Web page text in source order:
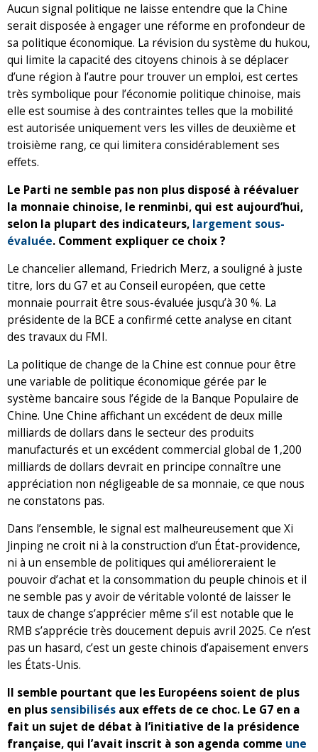
Aucun signal politique ne laisse entendre que la Chine
serait disposée à engager une réforme en profondeur de
sa politique économique. La révision du système du hukou,
qui limite la capacité des citoyens chinois à se déplacer
d’une région à l’autre pour trouver un emploi, est certes
très symbolique pour l’économie politique chinoise, mais
elle est soumise à des contraintes telles que la mobilité
est autorisée uniquement vers les villes de deuxième et
troisième rang, ce qui limitera considérablement ses
effets.
Le Parti ne semble pas non plus disposé à réévaluer
la monnaie chinoise, le renminbi, qui est aujourd’hui,
selon la plupart des indicateurs, largement sous-
évaluée. Comment expliquer ce choix ?
Le chancelier allemand, Friedrich Merz, a souligné à juste
titre, lors du G7 et au Conseil européen, que cette
monnaie pourrait être sous-évaluée jusqu’à 30 %. La
présidente de la BCE a confirmé cette analyse en citant
des travaux du FMI.
La politique de change de la Chine est connue pour être
une variable de politique économique gérée par le
système bancaire sous l’égide de la Banque Populaire de
Chine. Une Chine affichant un excédent de deux mille
milliards de dollars dans le secteur des produits
manufacturés et un excédent commercial global de 1,200
milliards de dollars devrait en principe connaître une
appréciation non négligeable de sa monnaie, ce que nous
ne constatons pas.
Dans l’ensemble, le signal est malheureusement que Xi
Jinping ne croit ni à la construction d’un État-providence,
ni à un ensemble de politiques qui amélioreraient le
pouvoir d’achat et la consommation du peuple chinois et il
ne semble pas y avoir de véritable volonté de laisser le
taux de change s’apprécier même s’il est notable que le
RMB s’apprécie très doucement depuis avril 2025. Ce n’est
pas un hasard, c’est un geste chinois d’apaisement envers
les États-Unis.
Il semble pourtant que les Européens soient de plus
en plus sensibilisés aux effets de ce choc. Le G7 en a
fait un sujet de débat à l’initiative de la présidence
française, qui l’avait inscrit à son agenda comme une